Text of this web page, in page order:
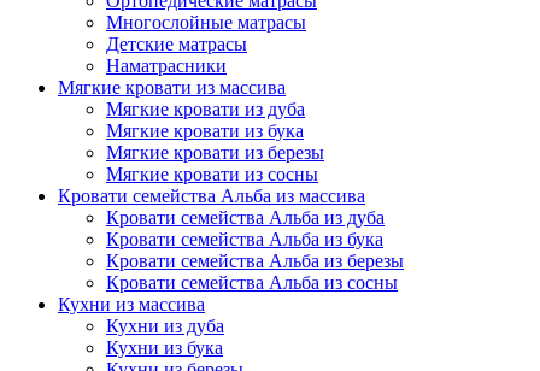
Многослойные матрасы
Детские матрасы
Наматрасники
Мягкие кровати из массива
Мягкие кровати из дуба
Мягкие кровати из бука
Мягкие кровати из березы
Мягкие кровати из сосны
Кровати семейства Альба из массива
Кровати семейства Альба из дуба
Кровати семейства Альба из бука
Кровати семейства Альба из березы
Кровати семейства Альба из сосны
Кухни из массива
Кухни из дуба
Кухни из бука